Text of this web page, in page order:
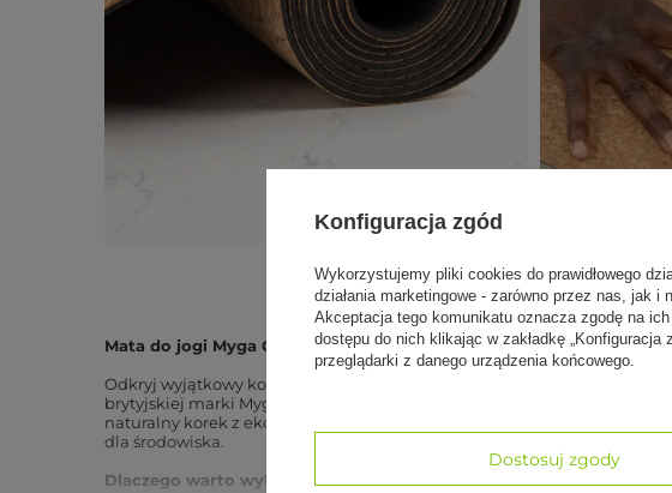
Mata do jogi Myga Czakra 6mm XL – korek i TPE
Odkryj wyjątkowy komfort i naturalną energię podczas praktyki z matą
brytyjskiej marki Myga, tworzonej przez joginów z pasją i dbałością o
naturalny korek z ekologiczną, lekką pianką TPE, dzięki czemu jest
dla środowiska.
Dlaczego warto wybrać matę Myga Czakra 6mm XL:
Konfiguracja zgód
Wykorzystujemy pliki cookies do prawidłowego
działania marketingowe - zarówno przez nas, jak
Akceptacja tego komunikatu oznacza zgodę na
dostępu do nich klikając w zakładkę
przeglądarki z danego urządzenia końcowego.
Dostosuj zgody